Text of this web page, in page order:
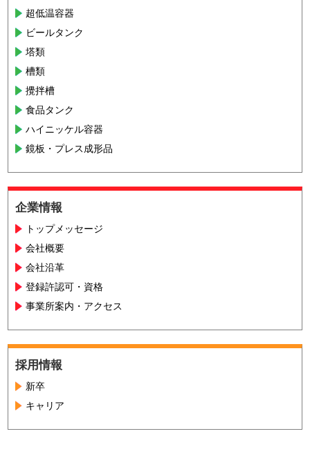
超低温容器
ビールタンク
塔類
槽類
攪拌槽
食品タンク
ハイニッケル容器
鏡板・プレス成形品
企業情報
トップメッセージ
会社概要
会社沿革
登録許認可・資格
事業所案内・アクセス
採用情報
新卒
キャリア